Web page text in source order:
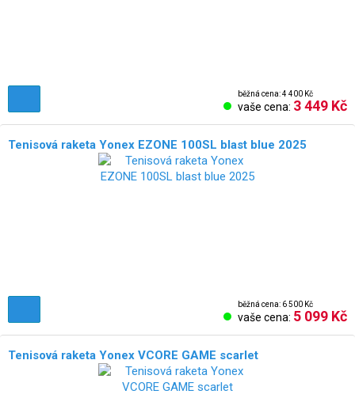
běžná cena: 4 400 Kč
vaše cena: 3 449 Kč
Tenisová raketa Yonex EZONE 100SL blast blue 2025
běžná cena: 6 500 Kč
vaše cena: 5 099 Kč
Tenisová raketa Yonex VCORE GAME scarlet